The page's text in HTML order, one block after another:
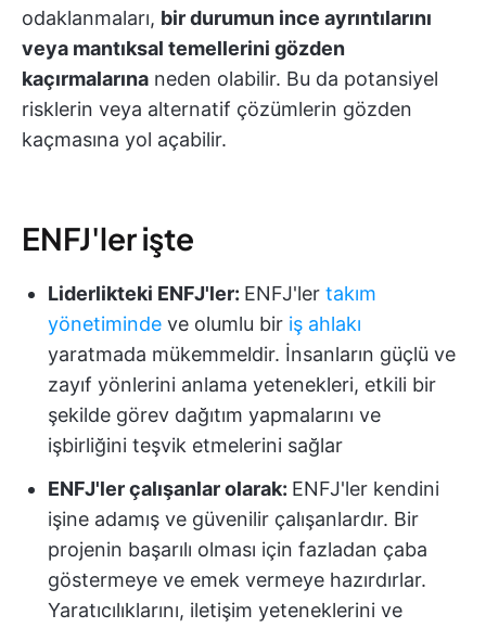
odaklanmaları, bir durumun ince ayrıntılarını
veya mantıksal temellerini gözden
kaçırmalarına neden olabilir. Bu da potansiyel
risklerin veya alternatif çözümlerin gözden
kaçmasına yol açabilir.
ENFJ'ler işte
Liderlikteki ENFJ'ler: ENFJ'ler takım
yönetiminde ve olumlu bir iş ahlakı
yaratmada mükemmeldir. İnsanların güçlü ve
zayıf yönlerini anlama yetenekleri, etkili bir
şekilde görev dağıtım yapmalarını ve
işbirliğini teşvik etmelerini sağlar
ENFJ'ler çalışanlar olarak: ENFJ'ler kendini
işine adamış ve güvenilir çalışanlardır. Bir
projenin başarılı olması için fazladan çaba
göstermeye ve emek vermeye hazırdırlar.
Yaratıcılıklarını, iletişim yeteneklerini ve